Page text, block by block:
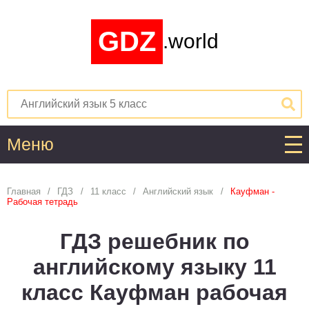
GDZ .world
Меню
1
2 3
Английский язык
2 3 4 5 6 7 8 9 10
Астрономия
Главная ГДЗ 11 класс Английский язык
Кауфман -
Рабочая тетрадь
ГДЗ решебник по
английскому языку 11
класс Кауфман рабочая